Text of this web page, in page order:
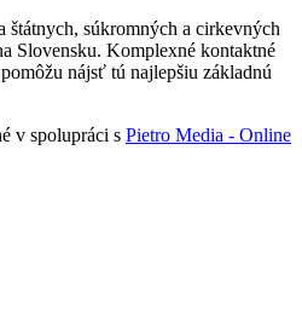
štátnych, súkromných a cirkevných
Slovensku. Komplexné kontaktné
nájsť tú najlepšiu základnú
v spolupráci s Pietro Media - Online